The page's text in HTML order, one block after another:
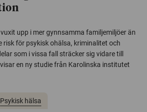
upp i mer gynnsamma familjemiljöer än
risk för psykisk ohälsa, kriminalitet och
som i vissa fall sträcker sig vidare till
en ny studie från Karolinska institutet
Psykisk hälsa